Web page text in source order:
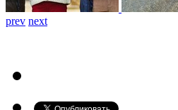
prev next